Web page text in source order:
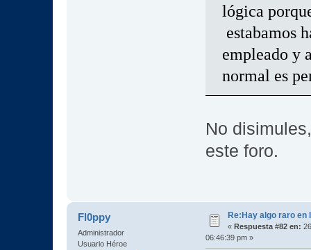
lógica
estabamos
empleado y
normal es
No
este foro.
Fl0ppy
Administrador
Usuario Héroe
Re:Hay algo raro en
« Respuesta #82 en:
06:46:39 pm »